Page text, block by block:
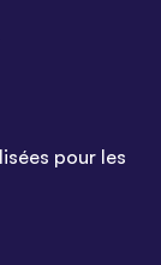
pour les